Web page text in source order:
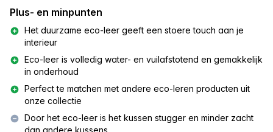
Plus- en minpunten
Het duurzame eco-leer geeft een stoere touch aan je
interieur
Eco-leer is volledig water- en vuilafstotend en gemakkelijk
in onderhoud
Perfect te matchen met andere eco-leren producten uit
onze collectie
Door het eco-leer is het kussen stugger en minder zacht
dan andere kussens